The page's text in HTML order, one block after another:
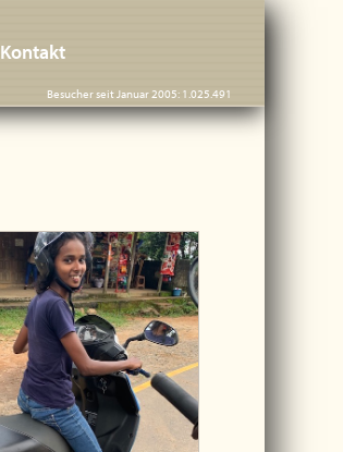
Kontakt
Besucher seit Januar 2005: 1.025.491